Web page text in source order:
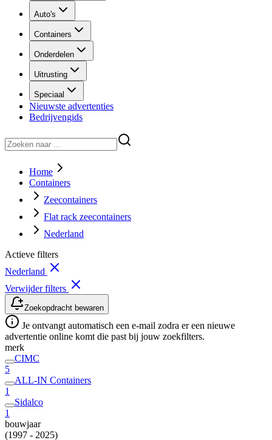
Auto's
Containers
Onderdelen
Uitrusting
Speciaal
Nieuwste advertenties
Bedrijvengids
Home
Containers
Zeecontainers
Flat rack zeecontainers
Nederland
Actieve filters
Nederland
Verwijder filters
Zoekopdracht bewaren
Je ontvangt automatisch een e-mail zodra er een nieuwe
advertentie online komt die past bij jouw zoekfilters.
merk
CIMC
5
ALL-IN Containers
1
Sidalco
1
bouwjaar
(1997 - 2025)